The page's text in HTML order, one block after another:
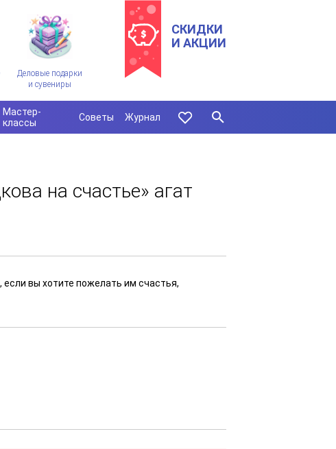
Деловые подарки
и сувениры
СКИДКИ
И АКЦИИ
Мастер-
классы
Советы Журнал
на счастье» агат
если вы хотите пожелать им счастья,